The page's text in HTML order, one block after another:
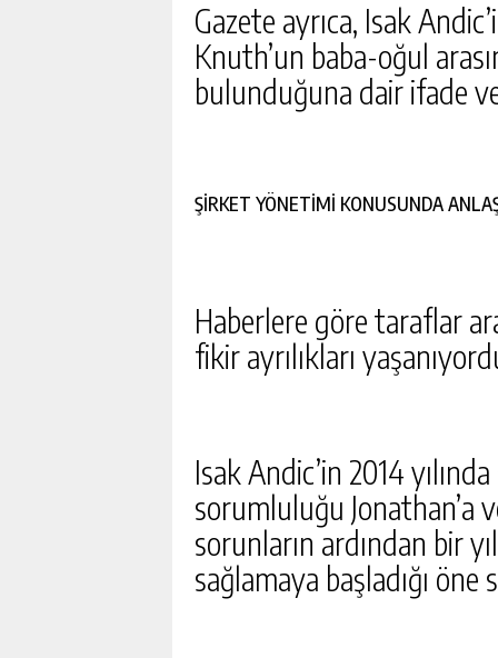
Gazete ayrıca, Isak
Knuth’un baba-oğul
bulunduğuna dair ifade
ŞİRKET YÖNETİMİ KONUSUNDA
Haberlere göre taraflar
fikir ayrılıkları
Isak Andic’in 2014
sorumluluğu Jonathan’a
sorunların ardından bir
sağlamaya başladığı öne